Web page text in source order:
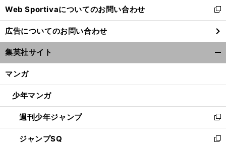
く
Web Sportivaについてのお問い合わせ
新
し
い
ウ
ィ
ン
ウ
開
く
広告についてのお問い合わせ
集英社サイト
マンガ
少年マンガ
週刊少年ジャンプ
新
し
い
ジャンプSQ
新